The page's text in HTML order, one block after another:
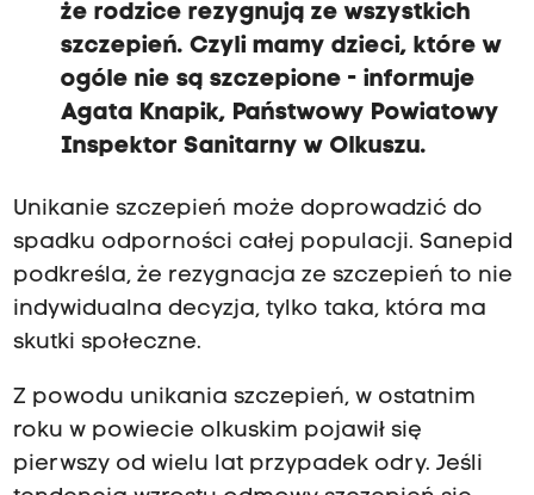
że rodzice rezygnują ze wszystkich
szczepień. Czyli mamy dzieci, które w
ogóle nie są szczepione - informuje
Agata Knapik, Państwowy Powiatowy
Inspektor Sanitarny w Olkuszu.
Unikanie szczepień może doprowadzić do
spadku odporności całej populacji. Sanepid
podkreśla, że rezygnacja ze szczepień to nie
indywidualna decyzja, tylko taka, która ma
skutki społeczne.
Z powodu unikania szczepień, w ostatnim
roku w powiecie olkuskim pojawił się
pierwszy od wielu lat przypadek odry. Jeśli